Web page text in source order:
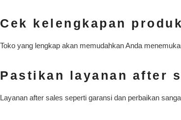
Cek kelengkapan produk
Toko yang lengkap akan memudahkan Anda
Pastikan layanan after
Layanan after sales seperti garansi dan perbaikan